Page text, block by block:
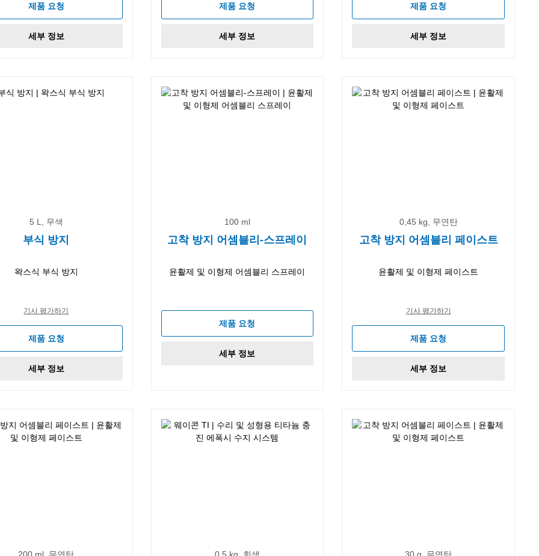
제품 요청
세부 정보
제품 요청
세부 정보
제품 요청
세부 정보
5 L, 무색
부식 방지
왁스식 부식 방지
기사 평가하기
제품 요청
세부 정보
100 ml
고착 방지 어셈블리-스프레이
윤활제 및 이형제 어셈블리 스프레이
제품 요청
세부 정보
0,45 kg, 무연탄
고착 방지 어셈블리 페이스트
윤활제 및 이형제 페이스트
기사 평가하기
제품 요청
세부 정보